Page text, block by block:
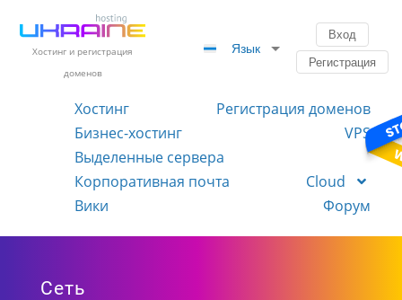
Хостинг и регистрация
доменов
Язык
Вход
Регистрация
Хостинг
Регистрация доменов
Бизнес-хостинг
VPS
Выделенные сервера
Корпоративная почта
Cloud
Вики
Форум
Сеть